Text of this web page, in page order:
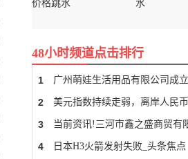
水
48小时频道点击排行
1 广州萌娃生活用品有限公司成
2 美元指数持续走弱，离岸人民
3 当前资讯!三河市鑫之盛商贸有
4 日本H3火箭发射失败_头条焦点